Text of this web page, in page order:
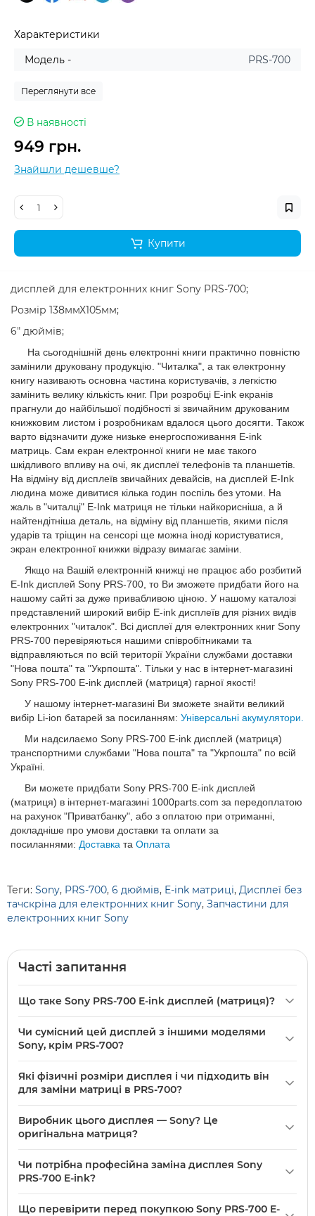
Характеристики
Модель -
PRS-700
Переглянути все
В наявності
949 грн.
Знайшли дешевше?
Купити
дисплей для електронних книг Sony PRS-700;
Розмір 138ммХ105мм;
6" дюймів;
На сьогоднішній день електронні книги практично повністю
замінили друковану продукцію. "Читалка", а так електронну
книгу називають основна частина користувачів, з легкістю
замінить велику кількість книг. При розробці E-ink екранів
прагнули до найбільшої подібності зі звичайним друкованим
книжковим листом і розробникам вдалося цього досягти. Також
варто відзначити дуже низьке енергоспоживання E-ink
матриць. Сам екран електронної книги не має такого
шкідливого впливу на очі, як дисплеї телефонів та планшетів.
На відміну від дисплеїв звичайних девайсів, на дисплей E-Ink
людина може дивитися кілька годин поспіль без утоми. На
жаль в "читалці" E-Ink матриця не тільки найкорисніша, а й
найтендітніша деталь, на відміну від планшетів, якими після
ударів та тріщин на сенсорі ще можна іноді користуватися,
экран електронної книжки відразу вимагає заміни.
Якщо на Вашій електронній книжці не працює або розбитий
E-Ink дисплей Sony PRS-700, то Ви зможете придбати його на
нашому сайті за дуже привабливою ціною. У нашому каталозі
представлений широкий вибір E-ink дисплеїв для різних видів
електронних "читалок". Всі дисплеї для електронних книг Sony
PRS-700 перевіряються нашими співробітниками та
відправляються по всій території України службами доставки
"Нова пошта" та "Укрпошта". Тільки у нас в інтернет-магазині
Sony PRS-700 E-ink дисплей (матриця) гарної якості!
У нашому інтернет-магазині Ви зможете знайти великий
вибір Li-ion батарей за посиланням: Універсальні акумулятори.
Ми надсилаємо Sony PRS-700 E-ink дисплей (матриця)
транспортними службами "Нова пошта" та "Укрпошта" по всій
Україні.
Ви можете придбати Sony PRS-700 E-ink дисплей
(матриця) в інтернет-магазині 1000parts.com за передоплатою
на рахунок "Приватбанку", або з оплатою при отриманні,
докладніше про умови доставки та оплати за
посиланнями: Доставка та Оплата
Теги: Sony, PRS-700, 6 дюймів, E-ink матриці, Дисплеї без
тачскріна для електронних книг Sony, Запчастини для
електронних книг Sony
Часті запитання
Що таке Sony PRS-700 E-ink дисплей (матриця)?
екран E-ink для електронних книг Sony PRS-700. Панель
категорії «
Дисплеї для електронних книг
» і призначена
для заміни матриці в цій моделі.
Чи сумісний цей дисплей з іншими моделями
Sony, крім PRS-700?
(матриця)
призначений для моделі PRS-700. Сумісність з
звірте модель вашого пристрою з PRS-700.
Які фізичні розміри дисплея і чи підходить він
для заміни матриці в PRS-700?
138 мм × 105 мм і діагональ 6". Якщо ці параметри
заміни в електронній книзі Sony PRS-700.
Виробник цього дисплея — Sony? Це
оригінальна матриця?
700, тобто товар позиціонується як дисплей для Sony PRS-
оригінальність або пакування, уточнюйте за потреби у
Чи потрібна професійна заміна дисплея Sony
PRS-700 E-ink?
Що перевірити перед покупкою Sony PRS-700 E-